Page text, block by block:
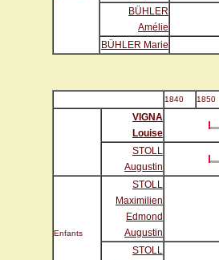
BÜHLER
Amélie
BÜHLER Marie
1840 1850
VIGNA
Louise
STOLL
Augustin
Enfants
STOLL
Maximilien
Edmond
Augustin
STOLL